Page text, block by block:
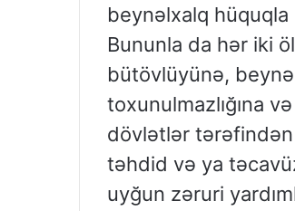
beynəlxalq
Bununla da hər iki
bütövlüyünə,
toxunulmazlığına
dövlətlər
təhdid və ya
uyğun zəruri